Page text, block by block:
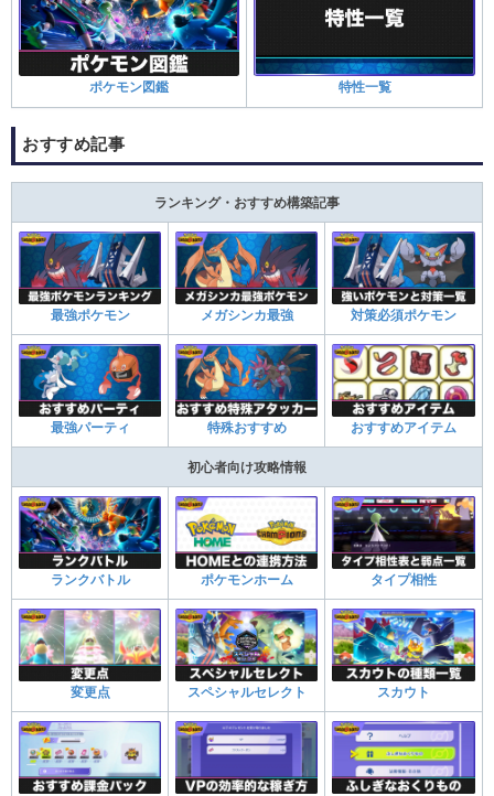
ポケモン図鑑 特性一覧
おすすめ記事
ランキング・おすすめ構築記事
最強ポケモン メガシンカ最強 対策必須ポケモン
最強パーティ 特殊おすすめ おすすめアイテム
初心者向け攻略情報
ランクバトル ポケモンホーム タイプ相性
変更点 スペシャルセレクト スカウト